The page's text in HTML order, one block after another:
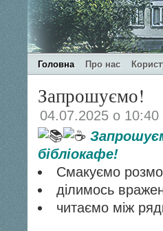
Головна Про нас
Запрошуємо!
04.07.2025 о 10:40
бібліокафе!
Смакуємо
ділимось
читаємо між